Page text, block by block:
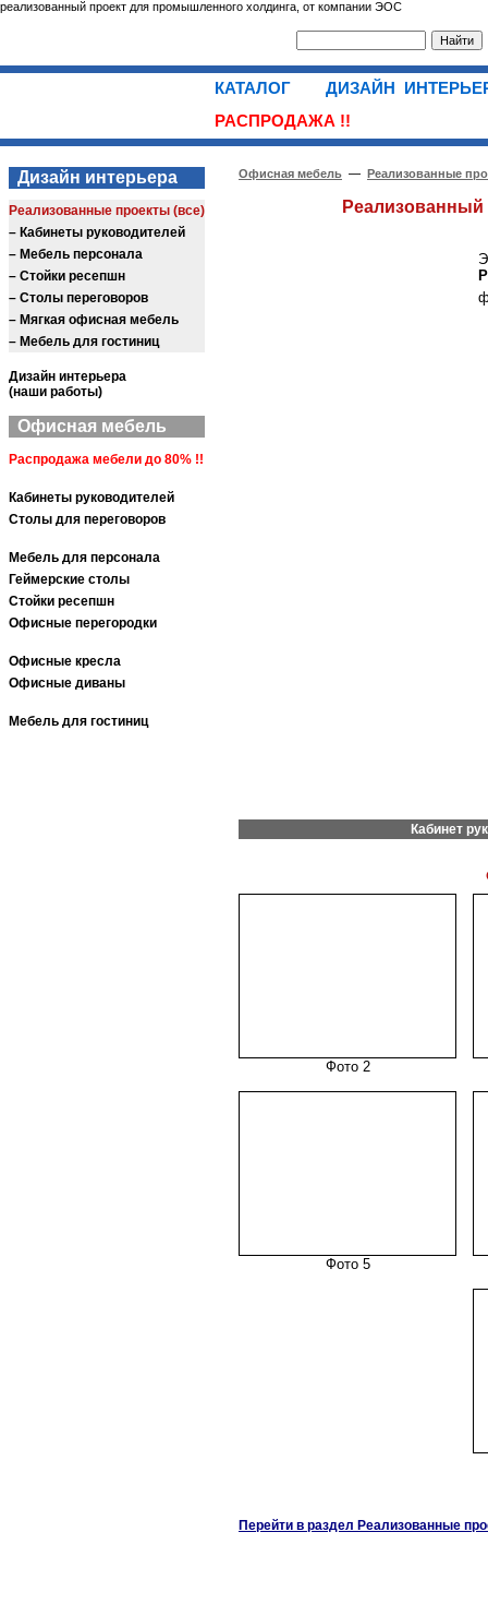
реализованный проект для промышленного холдинга, от компании ЭОС
КАТАЛОГ
ДИЗАЙН
РАСПРОДАЖА !!
Дизайн интерьера
Реализованные проекты (все)
– Кабинеты руководителей
– Мебель персонала
– Стойки ресепшн
– Столы переговоров
– Мягкая офисная мебель
– Мебель для гостиниц
Дизайн интерьера
(наши работы)
Офисная мебель
Распродажа мебели до 80% !!
Кабинеты руководителей
Столы для переговоров
Мебель для персонала
Геймерские столы
Стойки ресепшн
Офисные перегородки
Офисные кресла
Офисные диваны
Мебель для гостиниц
Офисная мебель — Реализованные
Кабинет
Фото 2
Фото 5
Перейти в раздел Реализованные